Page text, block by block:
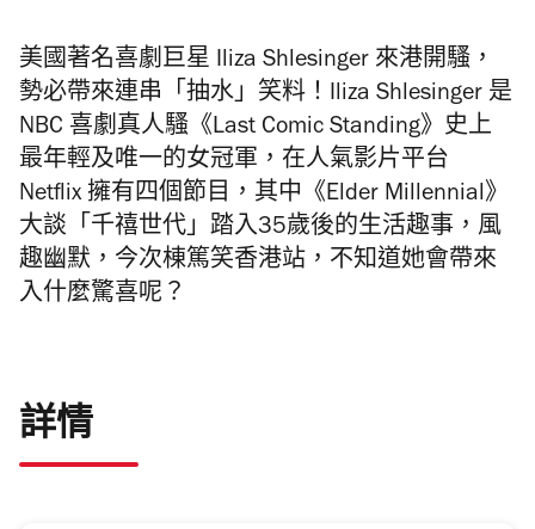
美國著名喜劇巨星 Iliza Shlesinger 來港開騷，
勢必帶來連串「抽水」笑料！Iliza Shlesinger 是
NBC 喜劇真人騷《Last Comic Standing》史上
最年輕及唯一的女冠軍，在人氣影片平台
Netflix 擁有四個節目，其中《Elder Millennial》
大談「千禧世代」踏入35歲後的生活趣事，風
趣幽默，今次棟篤笑香港站，不知道她會帶來
入什麼驚喜呢？
詳情